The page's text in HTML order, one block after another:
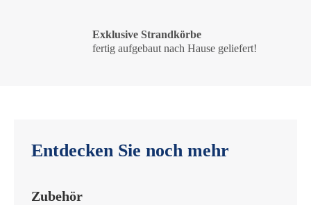
Exklusive Strandkörbe
fertig aufgebaut nach Hause geliefert!
Entdecken Sie noch mehr
Zubehör